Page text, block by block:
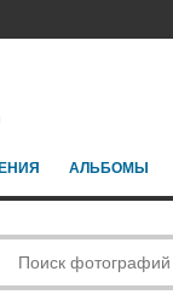
АЛЬБОМЫ